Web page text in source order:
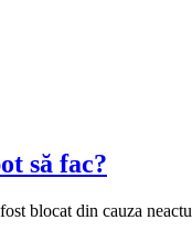
să fac?
blocat din cauza